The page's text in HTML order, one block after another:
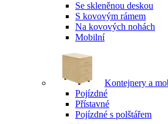
Se skleněnou deskou
S kovovým rámem
Na kovových nohách
Mobilní
Kontejnery a
Pojízdné
Přístavné
Pojízdné s polštářem